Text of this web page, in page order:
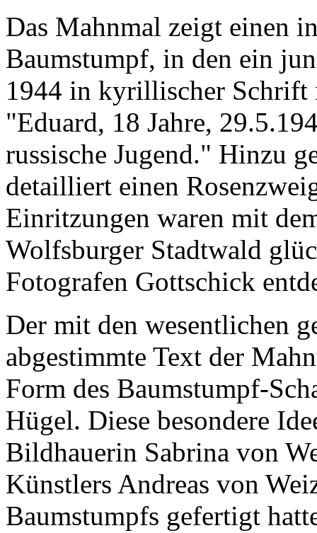
Das Mahnmal zeigt einen
Baumstumpf, in den ein
1944 in kyrillischer Schrift
"Eduard, 18 Jahre,
russische Jugend." Hinzu
detailliert einen
Einritzungen waren mit
Wolfsburger Stadtwald
Fotografen Gottschick
Der mit den wesentlichen
abgestimmte Text der
Form des Baumstumpf-
Hügel. Diese besondere
Bildhauerin Sabrina von
Künstlers Andreas von
Baumstumpfs gefertigt